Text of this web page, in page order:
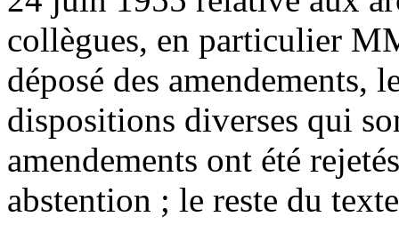
collègues, en particulier
déposé des amendements,
dispositions diverses qui
amendements ont été
abstention ; le reste du